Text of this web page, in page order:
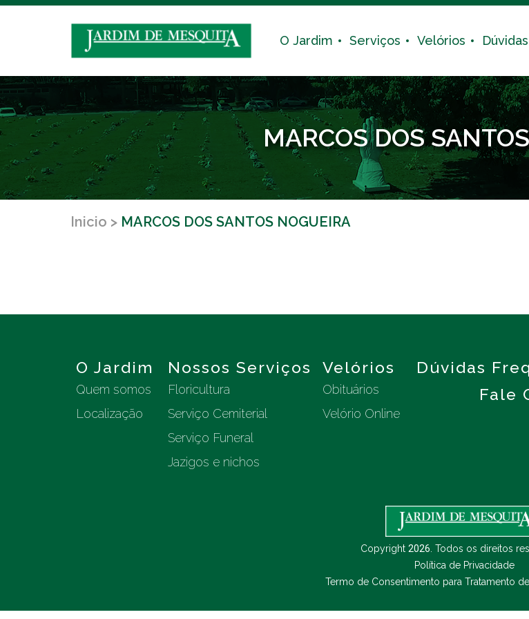
O Jardim Serviços Velórios
MARCOS DOS
Inicio MARCOS DOS SANTOS NOGUEIRA
O Jardim
Quem somos
Localização
Nossos Serviços
Floricultura
Serviço Cemiterial
Serviço Funeral
Jazigos e nichos
Velórios
Obituários
Velório Online
Dúvidas
Fale
Copyright 2026 . Todos os direitos
Política de Privacidade
Termo de Consentimento para Tratamento